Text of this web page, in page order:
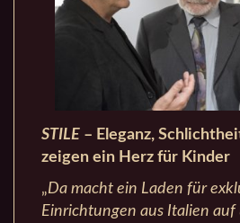
STILE – Eleganz,
zeigen ein Herz für Kinder
„Da macht ein Laden für
Einrichtungen aus Italien auf